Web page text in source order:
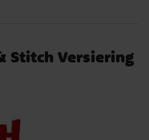
Stitch Versiering